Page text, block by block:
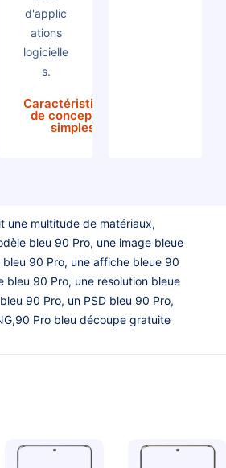
d'applic
ations
logicielle
s.
Caractéristiques
de conception
simples
une multitude de matériaux,
bleu 90 Pro, une image bleue
90 Pro, une affiche bleue 90
bleu 90 Pro, une résolution bleue
90 Pro, un PSD bleu 90 Pro,
Pro bleu découpe gratuite